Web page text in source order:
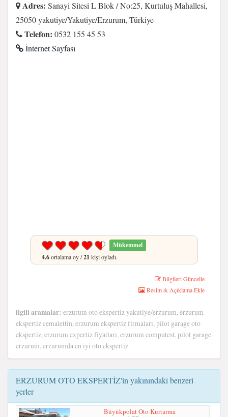
Adres: Sanayi Sitesi L Blok / No:25, Kurtuluş Mahallesi,
25050 yakutiye/Yakutiye/Erzurum, Türkiye
Telefon: 0532 155 45 53
İnternet Sayfası
Mükemmel
4.6ortalama oy /21 kişi oyladı.
Bilgileri Güncelle
Resim & Açıklama Ekle
ilgili aramalar: erzurum oto ekspertiz yakutiye/erzurum, erzurum
ekspertiz cemalettin, erzurum ekspertiz firmaları, pilot garage oto
ekspertiz, erzurum expertiz fiyatları, erzurum computest, pilot garage
erzurum, erzurumda en iyi oto ekspertiz
ERZURUM OTO EKSPERTİZ'in yakınındaki benzeri
yerler
Büyükpolat Oto Kurtarma